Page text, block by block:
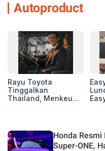
Autoproduct
Rayu Toyota
Tinggalkan
Thailand, Menkeu
Basis Produksi
ASEAN
Honda Resmi
Super-ONE,